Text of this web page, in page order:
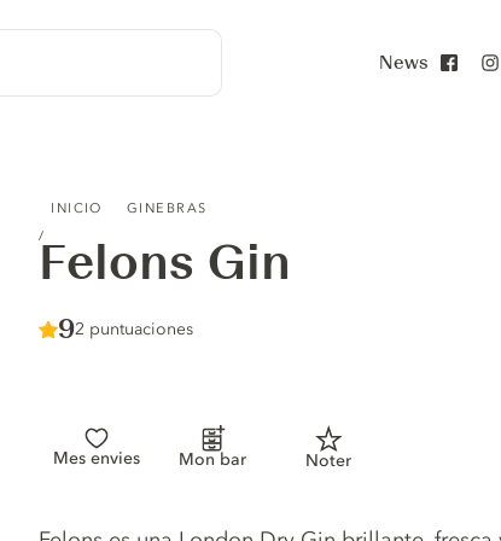
News
INICIO GINEBRAS
Felons Gin
Score :
9/ 10
2 puntuaciones
Mes envies Mon bar Noter